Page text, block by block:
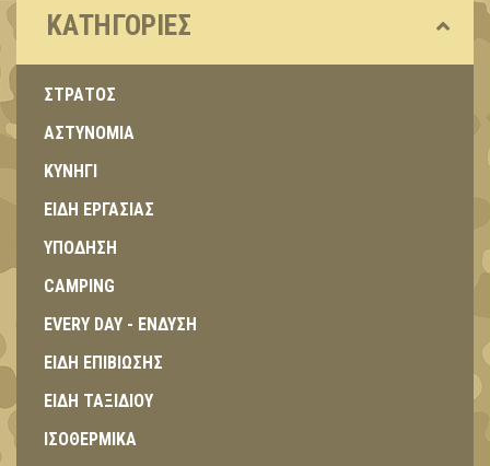
ΚΑΤΗΓΟΡΊΕΣ
ΣΤΡΑΤΟΣ
ΑΣΤΥΝΟΜΙΑ
ΚΥΝΗΓΙ
ΕΙΔΗ ΕΡΓΑΣΙΑΣ
ΥΠΟΔΗΣΗ
CAMPING
EVERY DAY - ΕΝΔΥΣΗ
ΕΙΔΗ ΕΠΙΒΙΩΣΗΣ
ΕΙΔΗ ΤΑΞΙΔΙΟΥ
ΙΣΟΘΕΡΜΙΚΑ